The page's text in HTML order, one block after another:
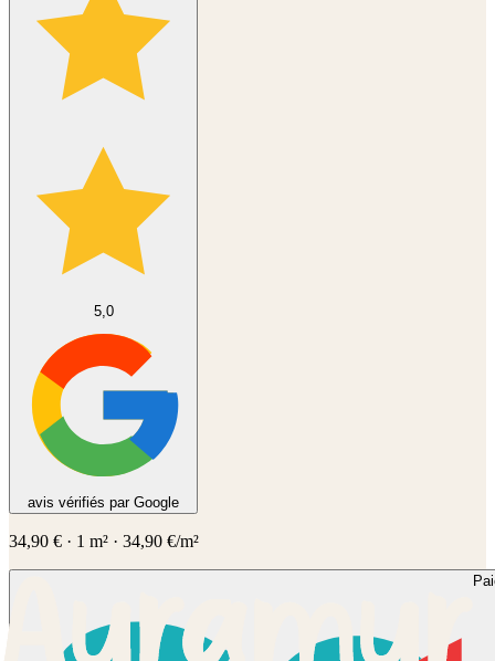
5,0
avis vérifiés par Google
34,90 € · 1 m² · 34,90 €/m²